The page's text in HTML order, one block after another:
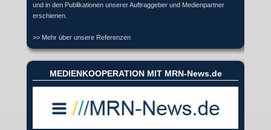
und in den Publikationen unserer Auftraggeber und Medienpartner
erschienen.
>> Mehr über unsere Referenzen
MEDIENKOOPERATION MIT MRN-News.de